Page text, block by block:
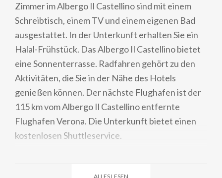
Zimmer im Albergo Il Castellino sind mit einem
Schreibtisch, einem TV und einem eigenen Bad
ausgestattet. In der Unterkunft erhalten Sie ein
Halal-Frühstück. Das Albergo Il Castellino bietet
eine Sonnenterrasse. Radfahren gehört zu den
Aktivitäten, die Sie in der Nähe des Hotels
genießen können. Der nächste Flughafen ist der
115 km vom Albergo Il Castellino entfernte
Flughafen Verona. Die Unterkunft bietet einen
kostenlosen Shuttleservice.
ALLES LESEN